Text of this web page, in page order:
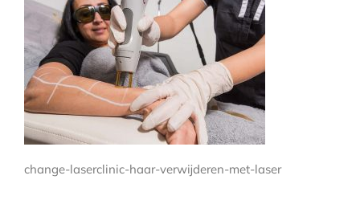
change-laserclinic-haar-verwijderen-met-laser